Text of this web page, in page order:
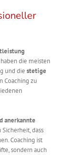
die meisten
und die stetige
Coaching zu
anerkannte
dass
Coaching ist
sondern auch